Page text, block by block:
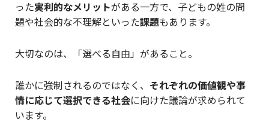
った実利的なメリットがある一方で、子どもの姓の問
題や社会的な不理解といった課題もあります。
大切なのは、「選べる自由」があること。
誰かに強制されるのではなく、 それぞれの価値観や事
情に応じて選択できる社会に向けた議論が求められて
います。